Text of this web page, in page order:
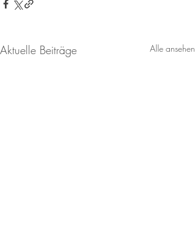
Aktuelle Beiträge Alle ansehen